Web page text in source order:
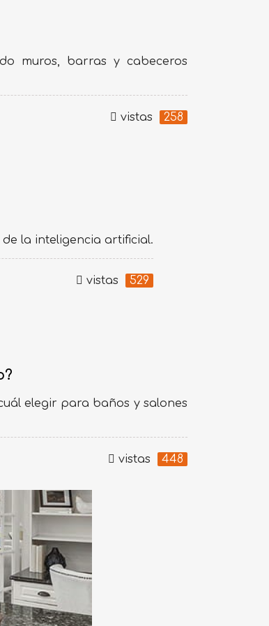
muros, barras y cabeceros
vistas 258
la inteligencia artificial.
vistas 529
elegir para baños y salones
vistas 448